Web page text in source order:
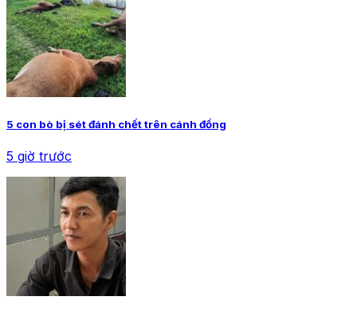
5 con bò bị sét đánh chết trên cánh đồng
5 giờ trước